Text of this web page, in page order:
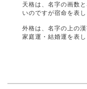
天格は、名字の画数
いのですが宿命を表し
外格は、名字の上の
家庭運・結婚運を表し